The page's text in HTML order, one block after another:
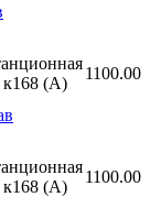
к168 (A)
1100.00
к168 (A)
1100.00